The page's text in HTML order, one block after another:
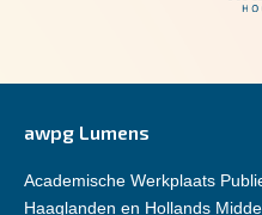
awpg Lumens
Academische Werkplaats
Haaglanden en Hollands